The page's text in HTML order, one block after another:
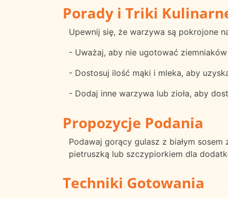
Porady i Triki
Upewnij się, że warzywa są pokrojone
- Uważaj, aby nie ugotować
- Dostosuj ilość mąki i mleka, aby
- Dodaj inne warzywa lub zioła, aby
Propozycje Podania
Podawaj gorący gulasz z białym sosem
pietruszką lub szczypiorkiem dla
Techniki Gotowania